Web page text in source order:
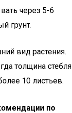
через 5-6
грунт.
вид растения.
толщина стебля
10 листьев.
по